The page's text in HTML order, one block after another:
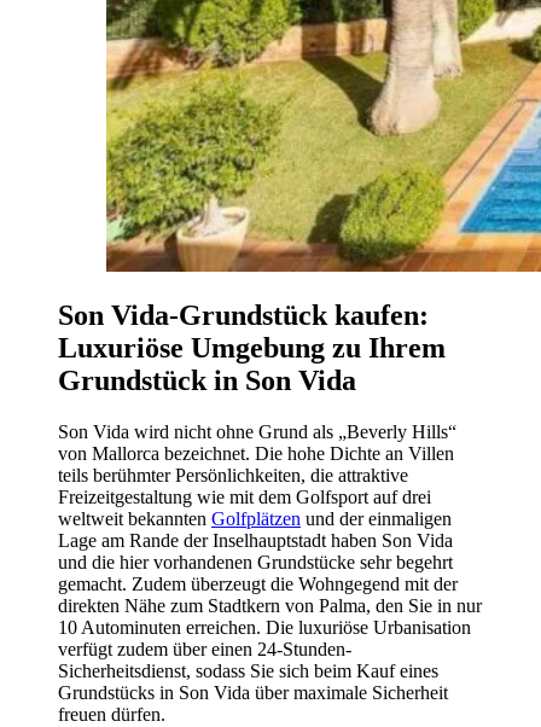
Son Vida-Grundstück kaufen:
Luxuriöse Umgebung zu Ihrem
Grundstück in Son Vida
Son Vida wird nicht ohne Grund als „Beverly Hills“
von Mallorca bezeichnet. Die hohe Dichte an Villen
teils berühmter Persönlichkeiten, die attraktive
Freizeitgestaltung wie mit dem Golfsport auf drei
weltweit bekannten Golfplätzen und der einmaligen
Lage am Rande der Inselhauptstadt haben Son Vida
und die hier vorhandenen Grundstücke sehr begehrt
gemacht. Zudem überzeugt die Wohngegend mit der
direkten Nähe zum Stadtkern von Palma, den Sie in nur
10 Autominuten erreichen. Die luxuriöse Urbanisation
verfügt zudem über einen 24-Stunden-
Sicherheitsdienst, sodass Sie sich beim Kauf eines
Grundstücks in Son Vida über maximale Sicherheit
freuen dürfen.